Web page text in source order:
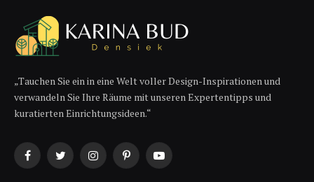
„Tauchen Sie ein in eine Welt voller Design-Inspirationen und
verwandeln Sie Ihre Räume mit unseren Expertentipps und
kuratierten Einrichtungsideen.“
FacebookTwitterInstagramPinterestYouTube